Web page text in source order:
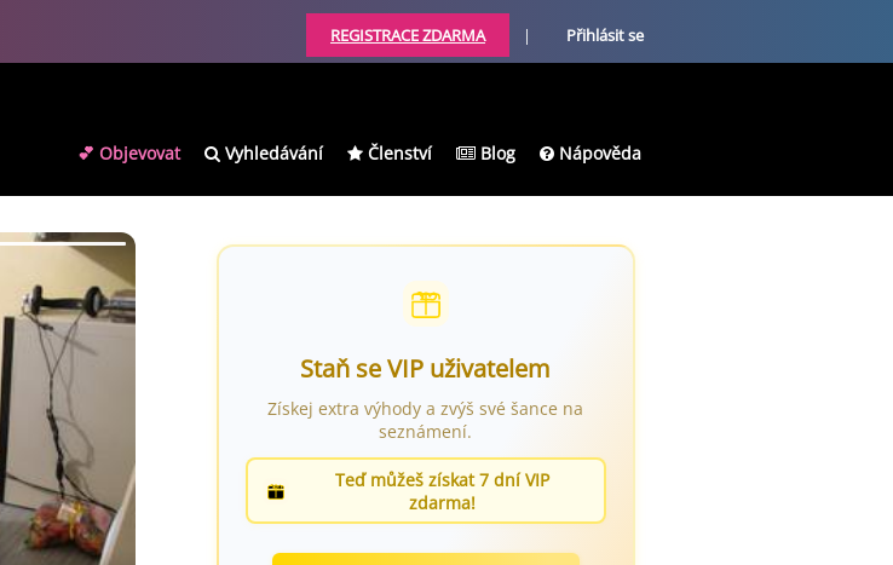
REGISTRACE ZDARMA | Přihlásit se
💕 Objevovat Vyhledávání Členství Blog Nápověda
Staň se VIP uživatelem
Získej extra výhody a zvýš své šance na
seznámení.
Teď můžeš získat 7 dní VIP
zdarma!